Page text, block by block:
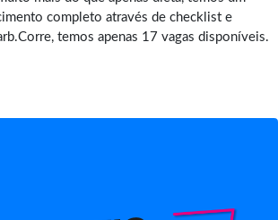
completo através de checklist e
temos apenas 17 vagas disponíveis.